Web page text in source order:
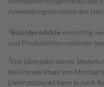
Anwendungshinweise des
2Biozidproduktevorsichtig
und Produktinformationen
3Die Übergabe deiner
bei uns werktags von Montag
Lieferzeitpunkt kann je nach